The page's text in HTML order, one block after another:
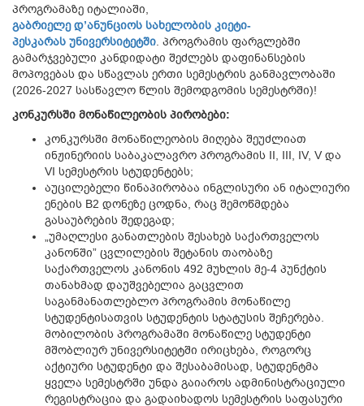
პროგრამაზე იტალიაში,
გაბრიელე დ’ანუნციოს სახელობის კიეტი-
პესკარას უნივერსიტეტში . პროგრამის ფარგლებში
გამარჯვებული კანდიდატი შეძლებს დაფინანსების
მოპოვებას და სწავლას ერთი სემესტრის განმავლობაში
(2026-2027 სასწავლო წლის შემოდგომის სემესტრში)!
კონკურსში მონაწილეობის პირობები:
კონკურსში მონაწილეობის მიღება შეუძლიათ
ინჟინერიის საბაკალავრო პროგრამის II, III, IV, V და
VI სემესტრის სტუდენტებს;
აუცილებელი წინაპირობაა ინგლისური ან იტალიური
ენების B2 დონეზე ცოდნა, რაც შემოწმდება
გასაუბრების შედეგად;
„უმაღლესი განათლების შესახებ საქართველოს
კანონში” ცვლილების შეტანის თაობაზე
საქართველოს კანონის 492 მუხლის მე-4 პუნქტის
თანახმად დაუშვებელია გაცვლით
საგანმანათლებლო პროგრამის მონაწილე
სტუდენტისათვის სტუდენტის სტატუსის შეჩერება.
მობილობის პროგრამაში მონაწილე სტუდენტი
მშობლიურ უნივერსიტეტში ირიცხება, როგორც
აქტიური სტუდენტი და შესაბამისად, სტუდენტმა
ყველა სემესტრში უნდა გაიაროს ადმინისტრაციული
რეგისტრაცია და გადაიხადოს სემესტრის საფასური